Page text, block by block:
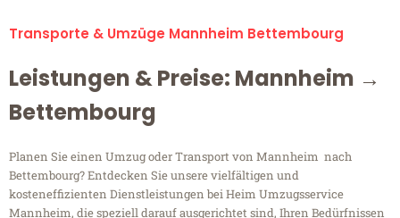
Transporte & Umzüge Mannheim Bettembourg
Leistungen & Preise: Mannheim →
Bettembourg
Planen Sie einen Umzug oder Transport von Mannheim nach
Bettembourg? Entdecken Sie unsere vielfältigen und
kosteneffizienten Dienstleistungen bei Heim Umzugsservice
Mannheim, die speziell darauf ausgerichtet sind, Ihren Bedürfnissen